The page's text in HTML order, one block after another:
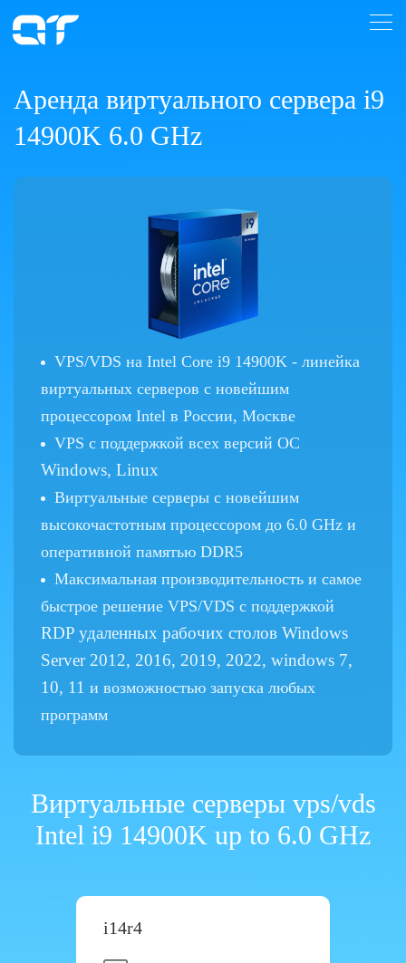
Аренда виртуального сервера i9
14900K 6.0 GHz
VPS/VDS на Intel Core i9 14900K - линейка
виртуальных серверов с новейшим
процессором Intel в России, Москве
VPS с поддержкой всех версий ОС
Windows, Linux
Виртуальные серверы с новейшим
высокочастотным процессором до 6.0 GHz и
оперативной памятью DDR5
Максимальная производительность и самое
быстрое решение VPS/VDS с поддержкой
RDP удаленных рабочих столов Windows
Server 2012, 2016, 2019, 2022, windows 7,
10, 11 и возможностью запуска любых
программ
Виртуальные серверы vps/vds
Intel i9 14900K up to 6.0 GHz
i14r4